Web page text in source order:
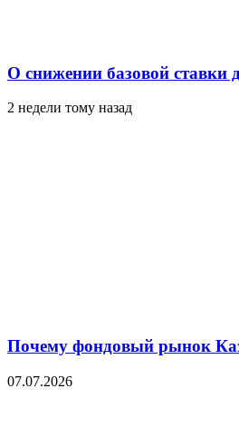
О снижении базовой ставки
2 недели тому назад
Почему фондовый рынок
07.07.2026